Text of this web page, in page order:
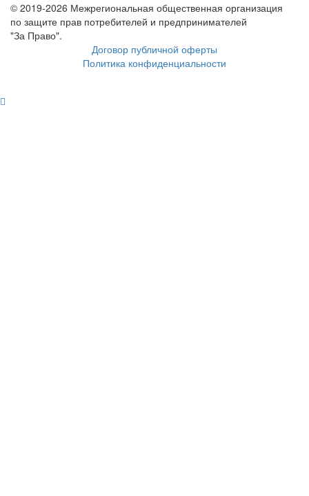
© 2019-2026 Межрегиональная общественная организация
по защите прав потребителей и предпринимателей
"За Право".
Договор публичной оферты
Политика конфиденциальности